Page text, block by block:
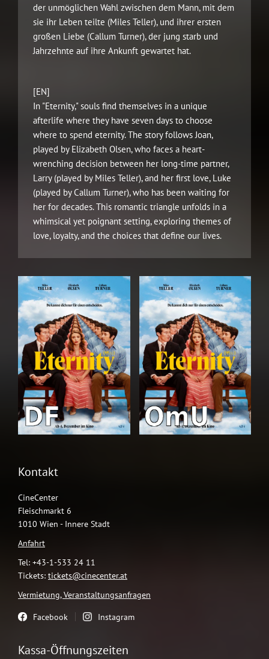
der unmöglichen Wahl zwischen dem Mann, mit dem
sie ihr Leben teilte (Miles Teller), und ihrer ersten
großen Liebe (Callum Turner), der jung starb und
Jahrzehnte auf ihre Ankunft gewartet hat.
[EN]
In "Eternity," souls find themselves in a unique
afterlife where they have seven days to choose
where to spend eternity. The story follows Joan,
played by Elizabeth Olsen, who faces a heart-
wrenching decision between her long-time partner,
Larry (played by Miles Teller), and her first love, Luke
(played by Callum Turner), who has been waiting for
her for decades. This romantic triangle unfolds in a
whimsical yet poignant setting, exploring themes of
love, loyalty, and the choices that define our lives.
Kontakt
CineCenter
Fleischmarkt 6
1010 Wien - Innere Stadt
Anfahrt
Tel: +43-1-533 24 11
Tickets: tickets@cinecenter.at
Vermietung, Veranstaltungsanfragen
Facebook Instagram
Kassa-Öffnungszeiten